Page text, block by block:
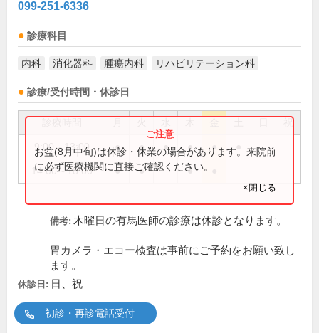
099-251-6336
診療科目
内科 消化器科 腫瘍内科 リハビリテーション科
診療/受付時間・休診日
祝
9:00～13:00 ● ● ● ● ●
14:00～18:00 ● ● ●
お盆(8月中旬)は休診・休業の場合があります。来院前
に必ず医療機関に直接ご確認ください。
×閉じる
備考: 木曜日の有馬医師の診療は休診となります。
胃カメラ・エコー検査は事前にご予約をお願い致し
ます。
休診日: 日、祝
初診・再診電話受付